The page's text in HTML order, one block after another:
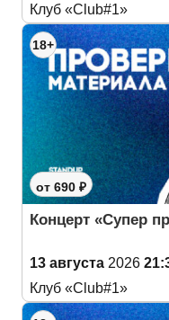
Клуб «Club#1»
18+
от 690 ₽
Концерт «Супер
13 августа 2026
Клуб «Club#1»